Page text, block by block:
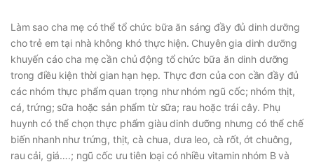
Làm sao cha mẹ có thể tổ chức bữa ăn sáng đầy đủ dinh dưỡng
cho trẻ em tại nhà không khó thực hiện. Chuyên gia dinh dưỡng
khuyến cáo cha mẹ cần chủ động tổ chức bữa ăn dinh dưỡng
trong điều kiện thời gian hạn hẹp. Thực đơn của con cần đầy đủ
các nhóm thực phẩm quan trọng như nhóm ngũ cốc; nhóm thịt,
cá, trứng; sữa hoặc sản phẩm từ sữa; rau hoặc trái cây. Phụ
huynh có thể chọn thực phẩm giàu dinh dưỡng nhưng có thể chế
biến nhanh như trứng, thịt, cà chua, dưa leo, cà rốt, ớt chuông,
rau cải, giá….; ngũ cốc ưu tiên loại có nhiều vitamin nhóm B và